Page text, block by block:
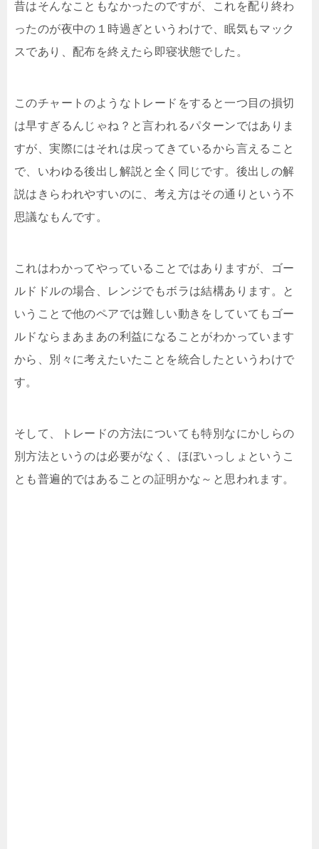
昔はそんなこともなかったのですが、これを配り終わ
ったのが夜中の１時過ぎというわけで、眠気もマック
スであり、配布を終えたら即寝状態でした。
このチャートのようなトレードをすると一つ目の損切
は早すぎるんじゃね？と言われるパターンではありま
すが、実際にはそれは戻ってきているから言えること
で、いわゆる後出し解説と全く同じです。後出しの解
説はきらわれやすいのに、考え方はその通りという不
思議なもんです。
これはわかってやっていることではありますが、ゴー
ルドドルの場合、レンジでもボラは結構あります。と
いうことで他のペアでは難しい動きをしていてもゴー
ルドならまあまあの利益になることがわかっています
から、別々に考えたいたことを統合したというわけで
す。
そして、トレードの方法についても特別なにかしらの
別方法というのは必要がなく、ほぼいっしょというこ
とも普遍的ではあることの証明かな～と思われます。